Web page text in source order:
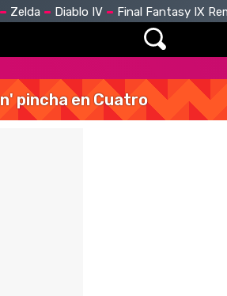
Zelda Diablo IV Final Fantasy IX
pincha en Cuatro